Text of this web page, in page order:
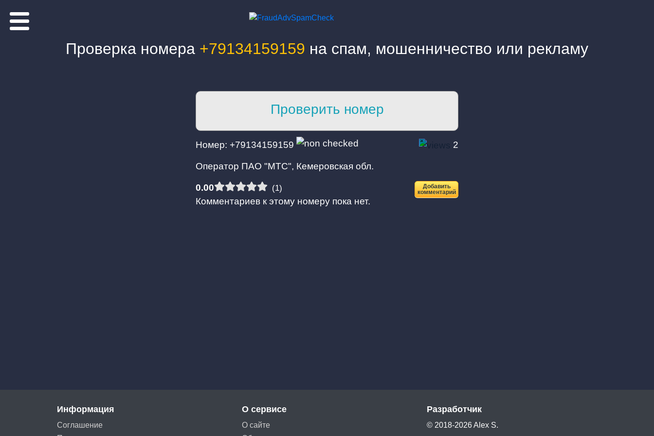
Проверка номера +79134159159 на спам, мошенничество или рекламу
Проверить номер
Номер: +79134159159 2
Оператор ПАО "МТС", Кемеровская обл.
0.00 (1)
Добавить
комментарий
Комментариев к этому номеру пока нет.
Информация
Соглашение
О сервисе
О сайте
Разработчик
© 2018-2026 Alex S.